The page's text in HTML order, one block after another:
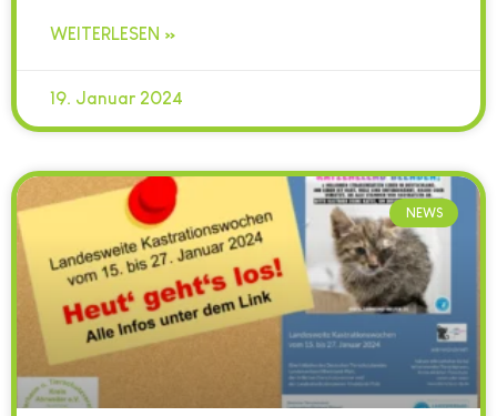
WEITERLESEN »
19. Januar 2024
NEWS